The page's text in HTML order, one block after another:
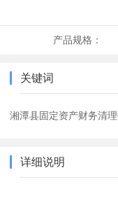
产品规格：
关键词
湘潭县固定资产财务清
详细说明